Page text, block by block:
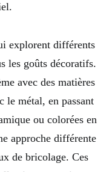
explorent différents
les goûts décoratifs.
avec des matières
le métal, en passant
ou colorées en
approche différente
de bricolage. Ces